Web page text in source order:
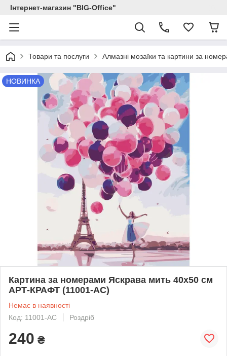
Інтернет-магазин "BIG-Office"
Товари та послуги Алмазні мозаїки та картини за
НОВИНКА
Картина за номерами Яскрава мить 40х50 см
АРТ-КРАФТ (11001-AC)
Немає в наявності
Код: 11001-AC
Роздріб
240 ₴